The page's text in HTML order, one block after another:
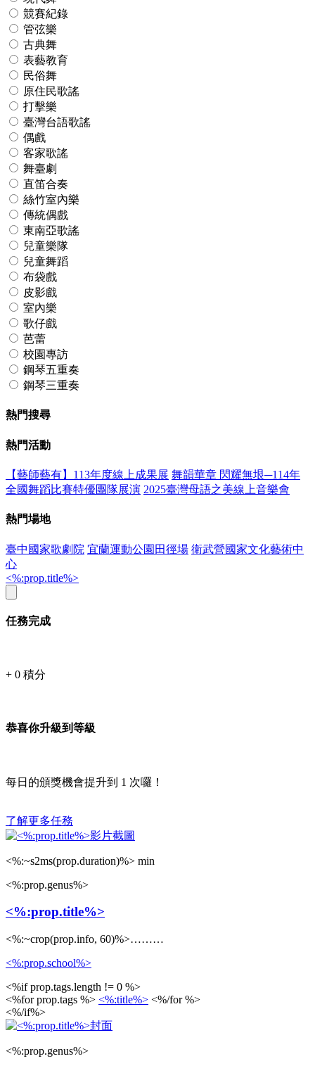
競賽紀錄
管弦樂
古典舞
表藝教育
民俗舞
原住民歌謠
打擊樂
臺灣台語歌謠
偶戲
客家歌謠
舞臺劇
直笛合奏
絲竹室內樂
傳統偶戲
東南亞歌謠
兒童樂隊
兒童舞蹈
布袋戲
皮影戲
室內樂
歌仔戲
芭蕾
校園專訪
鋼琴五重奏
鋼琴三重奏
熱門搜尋
熱門活動
【藝師藝有】113年度線上成果展 舞韻華章 閃耀無垠─114年
全國舞蹈比賽特優團隊展演 2025臺灣母語之美線上音樂會
熱門場地
臺中國家歌劇院 宜蘭運動公園田徑場 衛武營國家文化藝術中
心
<%:prop.title%>
任務完成
+ 0 積分
恭喜你升級到等級
每日的頒獎機會提升到 1 次囉！
了解更多任務
<%:~s2ms(prop.duration)%> min
<%:prop.genus%>
<%:prop.title%>
<%:~crop(prop.info, 60)%>………
<%:prop.school%>
<%if prop.tags.length != 0 %>
<%for prop.tags %> <%:title%> <%/for %>
<%/if%>
<%:prop.genus%>